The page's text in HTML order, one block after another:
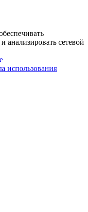
анализировать сетевой
использования